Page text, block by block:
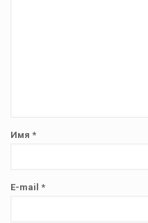
Имя *
E-mail *